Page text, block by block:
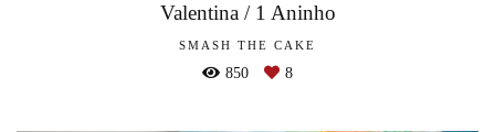
Valentina / 1 Aninho
SMASH THE CAKE
850 8